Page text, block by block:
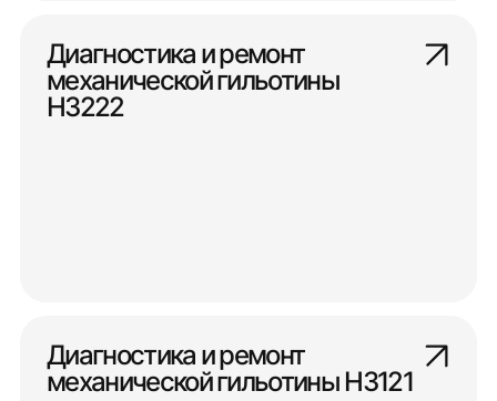
Диагностика и ремонт
механической гильотины
Н3222
Диагностика и ремонт
механической гильотины Н3121